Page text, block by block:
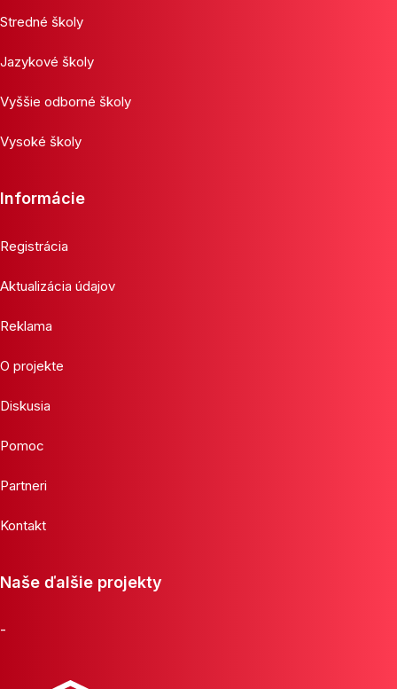
Stredné školy
Jazykové školy
Vyššie odborné školy
Vysoké školy
Informácie
Registrácia
Aktualizácia údajov
Reklama
O projekte
Diskusia
Pomoc
Partneri
Kontakt
Naše ďalšie projekty
-